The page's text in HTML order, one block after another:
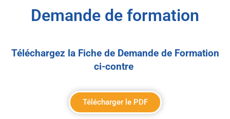
Demande de formation
Téléchargez la Fiche de Demande de Formation
ci-contre
Télécharger le PDF